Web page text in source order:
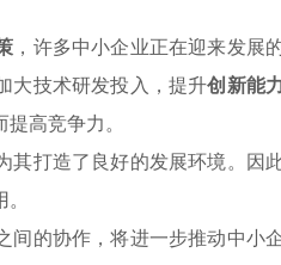
，许多中小企业正在迎来发展
大技术研发投入，提升创新能
高竞争力。
其打造了良好的发展环境。
间的协作，将进一步推动中小